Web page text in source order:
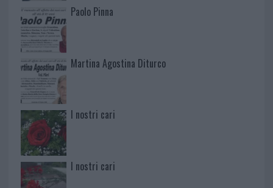
Paolo Pinna
Martina Agostina Diturco
I nostri cari
I nostri cari